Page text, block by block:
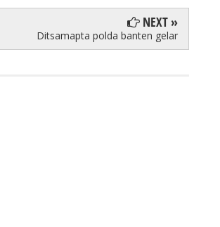
NEXT »
Ditsamapta polda banten gelar